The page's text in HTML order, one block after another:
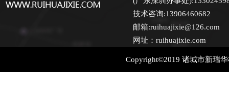
技术咨询:13906460682
邮箱:ruihuajixie@126.com
网址：ruihuajixie.com
Copyright©2019 诸城市新瑞